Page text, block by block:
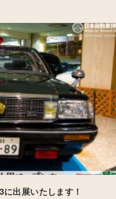
出展いたします！